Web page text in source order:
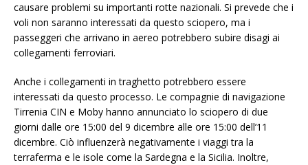
causare problemi su importanti rotte nazionali. Si prevede che i
voli non saranno interessati da questo sciopero, ma i
passeggeri che arrivano in aereo potrebbero subire disagi ai
collegamenti ferroviari.
Anche i collegamenti in traghetto potrebbero essere
interessati da questo processo. Le compagnie di navigazione
Tirrenia CIN e Moby hanno annunciato lo sciopero di due
giorni dalle ore 15:00 del 9 dicembre alle ore 15:00 dell’11
dicembre. Ciò influenzerà negativamente i viaggi tra la
terraferma e le isole come la Sardegna e la Sicilia. Inoltre,